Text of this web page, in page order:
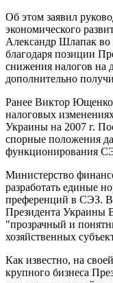
Об этом заявил
экономического
Александр Шлапак во
благодаря позиции
снижения налогов на
дополнительно
Ранее Виктор Ющенко
налоговых
Украины на 2007 г.
спорные положения
функционирования
Министерство
разработать единые
преференций в СЭЗ. В
Президента
"прозрачный и
хозяйственных
Как известно, на
крупного бизнеса